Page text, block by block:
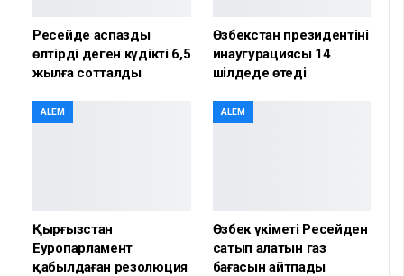
Ресейде аспазды
өлтірді деген күдікті 6,5
жылға сотталды
Өзбекстан президентінің
инаугурациясы 14
шілдеде өтеді
ALEM
Қырғызстан
Еуропарламент
қабылдаған резолюция
ALEM
Өзбек үкіметі Ресейден
сатып алатын газ
бағасын айтпады